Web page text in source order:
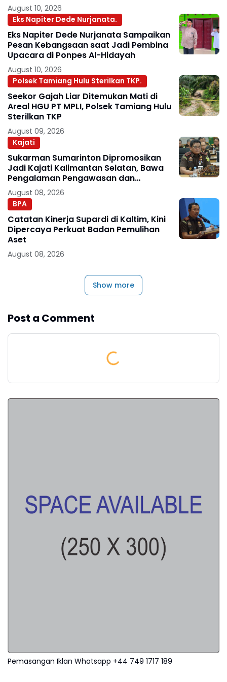
August 10, 2026
Eks Napiter Dede Nurjanata.
Eks Napiter Dede Nurjanata Sampaikan
Pesan Kebangsaan saat Jadi Pembina
Upacara di Ponpes Al-Hidayah
August 10, 2026
Polsek Tamiang Hulu Sterilkan TKP.
Seekor Gajah Liar Ditemukan Mati di
Areal HGU PT MPLI, Polsek Tamiang Hulu
Sterilkan TKP
August 09, 2026
Kajati
Sukarman Sumarinton Dipromosikan
Jadi Kajati Kalimantan Selatan, Bawa
Pengalaman Pengawasan dan
Kepemimpinan
August 08, 2026
BPA
Catatan Kinerja Supardi di Kaltim, Kini
Dipercaya Perkuat Badan Pemulihan
Aset
August 08, 2026
Show more
Post a Comment
Pemasangan Iklan Whatsapp +44 749 1717 189